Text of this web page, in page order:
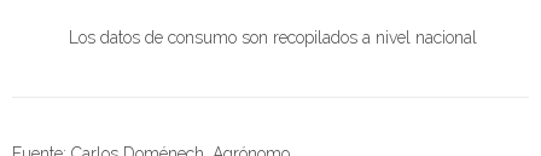
Los datos de consumo son recopilados a nivel nacional